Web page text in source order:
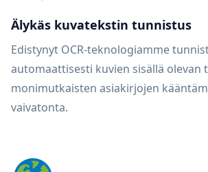
Älykäs kuvatekstin tunnistus
Edistynyt OCR-teknologiamme
automaattisesti kuvien sisällä olevan
monimutkaisten asiakirjojen
vaivatonta.